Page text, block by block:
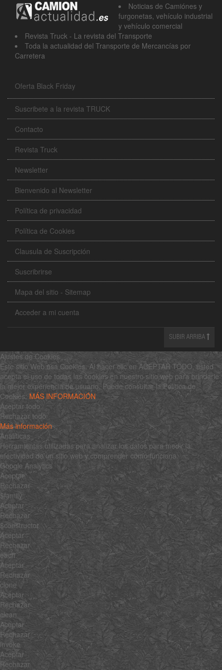
Noticias de Camiónes y
furgonetas, vehículo industrial
y vehículo comercial
Revista Truck - La revista del Transporte
Toda la actualidad del Transporte de Mercancías por
Carretera
Oferta Black Friday
Suscribete a la revista TRUCK
Contacto
Revista Truck
Newsletter
Bienvenido al Newsletter
Política de privacidad
Política de Cookies
Clausula de Suscripción
Suscribrirse
Mapa del sitio - Sitemap
Acceder a mi cuenta
SUBIR ARRIBA
Ajustes de Cookies
Este sitio Web usa Cookies. Al hacer clic en ACEPTAR TODO, usted
acepta el uso de todas las cookies en nuestro sitio web para brindarle
la mejor experiencia de usuario. Puede consultar la Política de
Cookies: MÁS INFORMACIÓN
Aceptar todo
Rechazar todo
Más información
Analíticas
Herramientas utilizadas para analizar los datos para medir la
efectividad de un sitio web y comprender cómo funciona.
Google Analytics
Aceptar
Rechazar
$family
Aceptar
Rechazar
$constructor
Aceptar
Rechazar
each
Aceptar
Rechazar
clone
Aceptar
Rechazar
clean
Aceptar
Rechazar
invoke
Aceptar
Rechazar